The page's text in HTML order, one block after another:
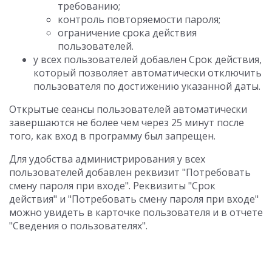
требованию;
контроль повторяемости пароля;
ограничение срока действия
пользователей.
у всех пользователей добавлен Срок действия,
который позволяет автоматически отключить
пользователя по достижению указанной даты.
Открытые сеансы пользователей автоматически
завершаются не более чем через 25 минут после
того, как вход в программу был запрещен.
Для удобства администрирования у всех
пользователей добавлен реквизит "Потребовать
смену пароля при входе". Реквизиты "Срок
действия" и "Потребовать смену пароля при входе"
можно увидеть в карточке пользователя и в отчете
"Сведения о пользователях".